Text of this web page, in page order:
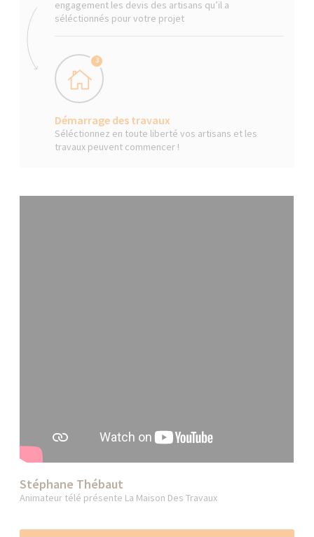
engagement les devis des artisans qu’il a
séléctionnés pour votre projet
3
Démarrage des travaux
Séléctionnez en toute liberté vos artisans et les
travaux peuvent commencer !
Stéphane Thébaut
Animateur télé présente La Maison Des Travaux